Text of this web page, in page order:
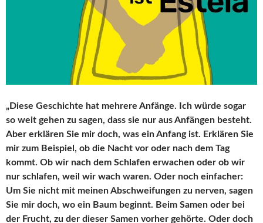
„Diese Geschichte hat mehrere Anfänge. Ich würde sogar
so weit gehen zu sagen, dass sie nur aus Anfängen besteht.
Aber erklären Sie mir doch, was ein Anfang ist. Erklären Sie
mir zum Beispiel, ob die Nacht vor oder nach dem Tag
kommt. Ob wir nach dem Schlafen erwachen oder ob wir
nur schlafen, weil wir wach waren. Oder noch einfacher:
Um Sie nicht mit meinen Abschweifungen zu nerven, sagen
Sie mir doch, wo ein Baum beginnt. Beim Samen oder bei
der Frucht, zu der dieser Samen vorher gehörte. Oder doch